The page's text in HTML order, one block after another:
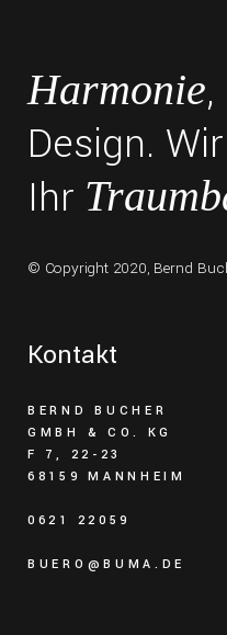
Harmonie
Design.
Ihr
© Copyright 2020, Bernd
Kontakt
BERND BUCHER
GMBH & CO. KG
F 7, 22-23
68159 MANNHEIM
0621 22059
BUERO@BUMA.DE